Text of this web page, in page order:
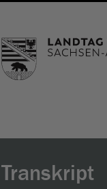
Transkript